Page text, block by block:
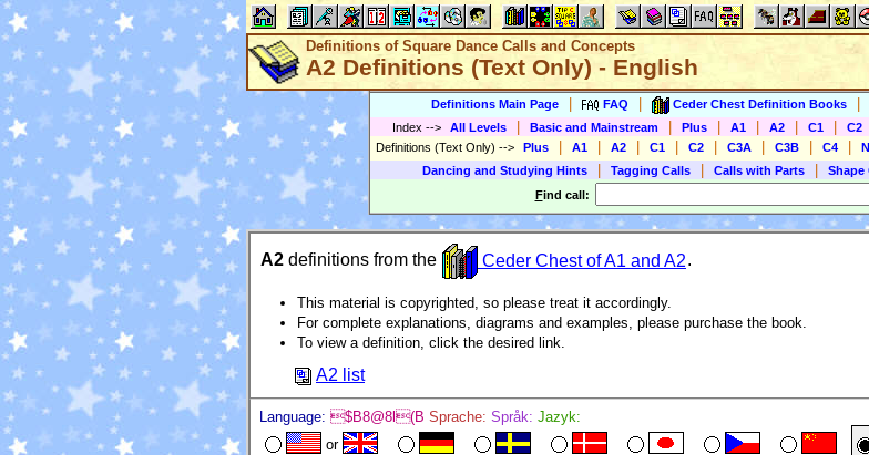
Definitions of Square Dance Calls and Concepts
A2 Definitions (Text Only) - English
Definitions Main Page FAQ Ceder Chest Definition Books
Index --> All Levels Basic and Mainstream Plus A1 A2 C1 C2
Definitions (Text Only) --> Plus A1 A2 C1 C2 C3A C3B C4
Dancing and Studying Hints
Tagging Calls Calls with Parts Shape
Find call:
A2 definitions from the Ceder Chest of A1 and A2.
This material is copyrighted, so please treat it accordingly.
For complete explanations, diagrams and examples, please purchase the book.
To view a definition, click the desired link.
A2 list
Language: $B8@8l(B Sprache: Språk: Jazyk:
or